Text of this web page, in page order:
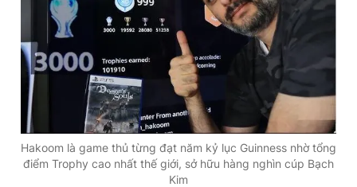
Giấy phép xuất bản số 110/GP - BTTTT cấp ngày 24.3.2020
© 2003-2026 Bản quyền thuộc về Báo Thanh Niên. Cấm sao
chép dưới mọi hình thức nếu không có sự chấp thuận bằng văn
bản. Phát triển bởi ePi Technologies, JSC.
Hakoom là game thủ từng đạt năm kỷ lục Guinness nhờ tổng
điểm Trophy cao nhất thế giới, sở hữu hàng nghìn cúp Bạch
Kim